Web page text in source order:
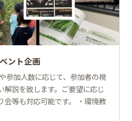
ント企画
参加人数に応じて、参加者の視
解説を致します。ご要望に応じ
会等も対応可能です。 ・環境教